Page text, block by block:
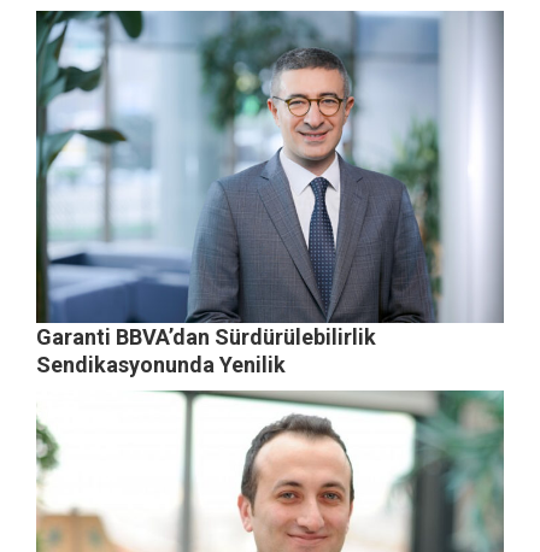
Garanti BBVA’dan Sürdürülebilirlik
Sendikasyonunda Yenilik